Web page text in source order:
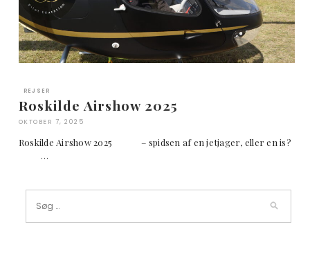
REJSER
Roskilde Airshow 2025
OKTOBER 7, 2025
Roskilde Airshow 2025 – spidsen af en jetjager, eller en is?
…